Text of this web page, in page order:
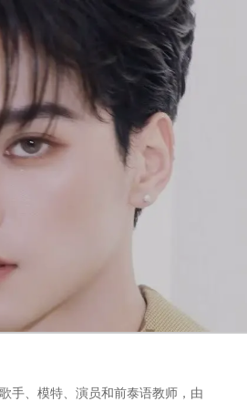
手、模特、演员和前泰语教师，由